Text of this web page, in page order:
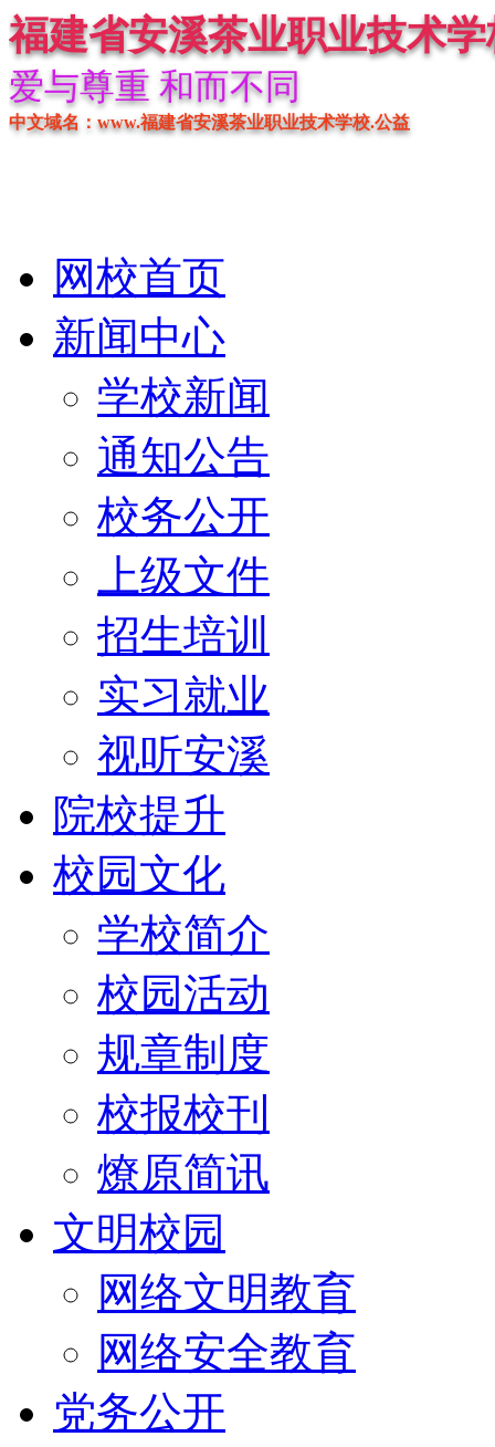
福建省安溪茶业职业技术学
爱与尊重 和而不同
中文域名：www.福建省安溪茶业职业技术学校.公益
网校首页
新闻中心
学校新闻
通知公告
校务公开
上级文件
招生培训
实习就业
视听安溪
院校提升
校园文化
学校简介
校园活动
规章制度
校报校刊
燎原简讯
文明校园
网络文明教育
网络安全教育
党务公开